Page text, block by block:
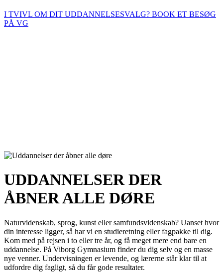
I TVIVL OM DIT UDDANNELSESVALG? BOOK ET BESØG
PÅ VG
UDDANNELSER DER
ÅBNER ALLE DØRE
Naturvidenskab, sprog, kunst eller samfundsvidenskab? Uanset hvor
din interesse ligger, så har vi en studieretning eller fagpakke til dig.
Kom med på rejsen i to eller tre år, og få meget mere end bare en
uddannelse. På Viborg Gymnasium finder du dig selv og en masse
nye venner. Undervisningen er levende, og lærerne står klar til at
udfordre dig fagligt, så du får gode resultater.